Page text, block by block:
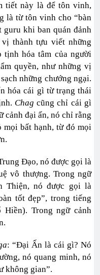
tiết này là để tôn vinh,
là từ tôn vinh cho “bàn
guru khi ban quán đảnh
thành tựu viết những
tịnh hóa tâm của người
quyền, như những vị
những chướng ngại.
hóa cái gì từ trạng thái
Chag cũng chỉ cái gì
cảnh đại ấn, nó chỉ rằng
mọi bất hạnh, từ đó mọi
Đạo, nó được gọi là
vô thượng. Trong ngữ
Thiện, nó được gọi là
tốt đẹp”, trong tiếng
Hiền). Trong ngữ cảnh
: “Đại Ấn là cái gì? Nó
nó quang minh, nó
không gian”.